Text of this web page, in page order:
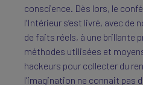
conscience. Dès lors, le
l’Intérieur s’est livré, avec de
de faits réels, à une brillante
méthodes utilisées et
hackeurs pour collecter du
l’imagination ne connait pas